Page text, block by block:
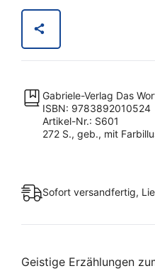
Gabriele-Verlag Das
ISBN: 9783892010524
Artikel-Nr.: S601
272 S., geb., mit
Sofort versandfertig,
Geistige Erzählungen